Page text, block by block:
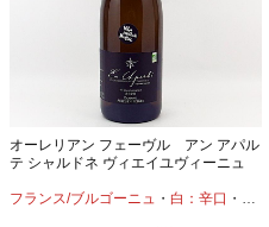
オーレリアン フェーヴル アン アパル
テ シャルドネ ヴィエイユヴィーニュ
フランス/ブルゴーニュ ・ 白：辛口 ・ シ